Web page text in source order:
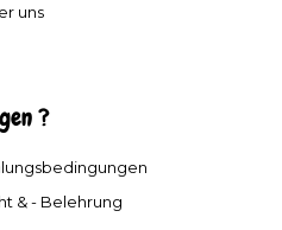
uns
?
& - Belehrung